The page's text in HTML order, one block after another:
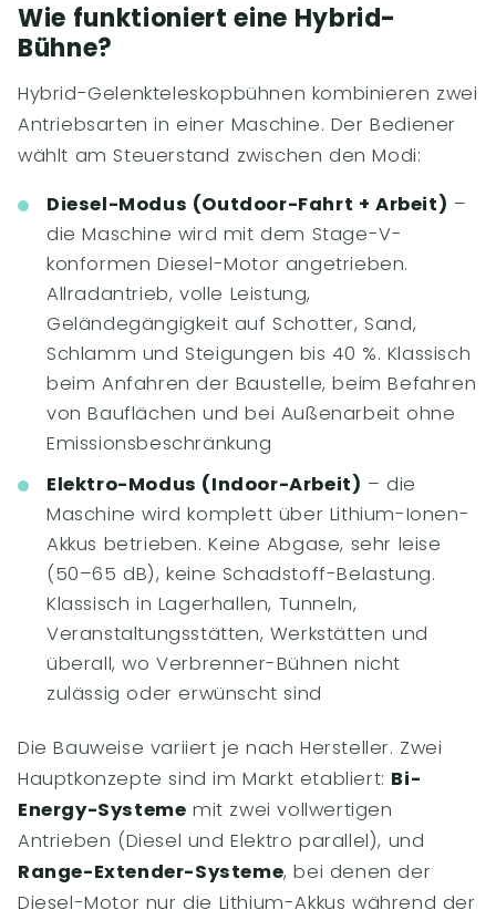
Wie funktioniert eine Hybrid-
Bühne?
Hybrid-Gelenkteleskopbühnen kombinieren zwei
Antriebsarten in einer Maschine. Der Bediener
wählt am Steuerstand zwischen den Modi:
Diesel-Modus (Outdoor-Fahrt + Arbeit) –
die Maschine wird mit dem Stage-V-
konformen Diesel-Motor angetrieben.
Allradantrieb, volle Leistung,
Geländegängigkeit auf Schotter, Sand,
Schlamm und Steigungen bis 40 %. Klassisch
beim Anfahren der Baustelle, beim Befahren
von Bauflächen und bei Außenarbeit ohne
Emissionsbeschränkung
Elektro-Modus (Indoor-Arbeit) – die
Maschine wird komplett über Lithium-Ionen-
Akkus betrieben. Keine Abgase, sehr leise
(50–65 dB), keine Schadstoff-Belastung.
Klassisch in Lagerhallen, Tunneln,
Veranstaltungsstätten, Werkstätten und
überall, wo Verbrenner-Bühnen nicht
zulässig oder erwünscht sind
Die Bauweise variiert je nach Hersteller. Zwei
Hauptkonzepte sind im Markt etabliert: Bi-
Energy-Systeme mit zwei vollwertigen
Antrieben (Diesel und Elektro parallel), und
Range-Extender-Systeme, bei denen der
Diesel-Motor nur die Lithium-Akkus während der